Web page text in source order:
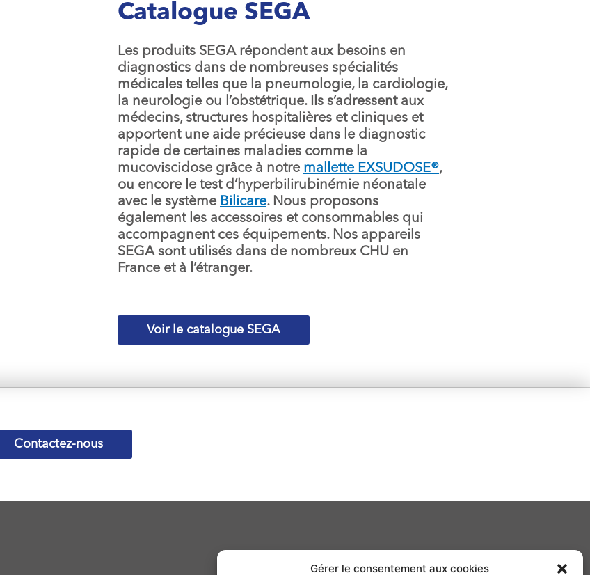
Gérer le consentement aux cookies
Catalogue SEGA
Les produits SEGA répondent aux besoins en
diagnostics dans de nombreuses spécialités
médicales telles que la pneumologie, la cardiologie,
la neurologie ou l’obstétrique. Ils s’adressent aux
médecins, structures hospitalières et cliniques et
apportent une aide précieuse dans le diagnostic
rapide de certaines maladies comme la
mucoviscidose grâce à notre mallette EXSUDOSE®,
ou encore le test d’hyperbilirubinémie néonatale
avec le système Bilicare. Nous proposons
également les accessoires et consommables qui
accompagnent ces équipements. Nos appareils
SEGA sont utilisés dans de nombreux CHU en
France et à l’étranger.
Voir le catalogue SEGA
Contactez-nous